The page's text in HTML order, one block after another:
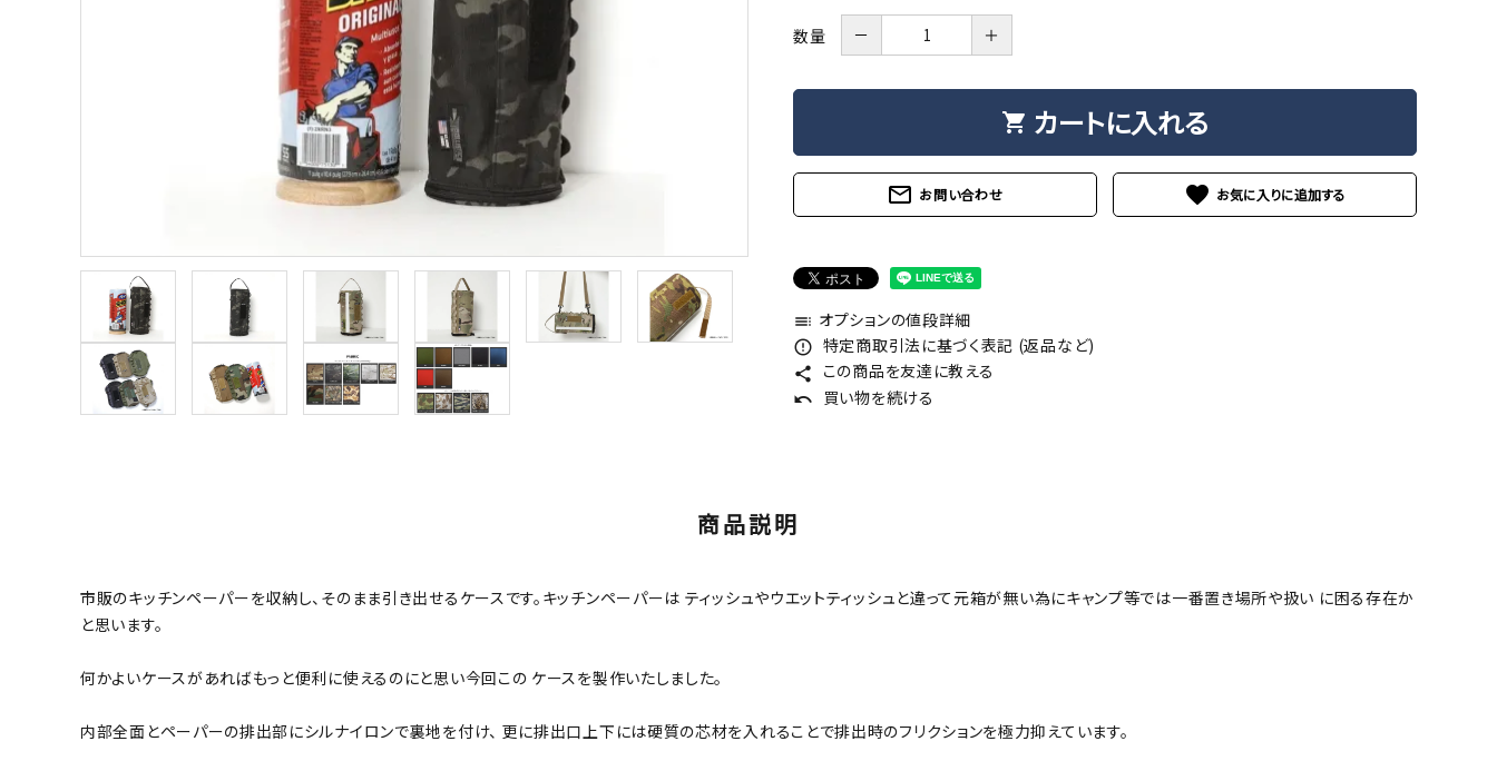
数量 － ＋
shopping_cart カートに入れる
mail_outline お問い合わせ favorite
toc オプションの値段詳細
error_outline 特定商取引法に基づく表記 (返品など)
share この商品を友達に教える
undo 買い物を続ける
商品説明
市販のキッチンペーパーを収納し、そのまま引き出せるケースです。キッチンペーパーは ティッシュやウエットティッシュと違って元箱が無い為にキャンプ等では一番置き場所や扱い に困る存在か
と思います。
何かよいケースがあればもっと便利に使えるのにと思い今回この ケースを製作いたしました。
内部全面とペーパーの排出部にシルナイロンで裏地を付け、 更に排出口上下には硬質の芯材を入れることで排出時のフリクションを極力抑えています。